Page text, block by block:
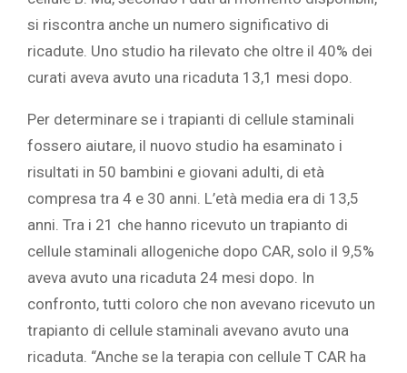
si riscontra anche un numero significativo di
ricadute. Uno studio ha rilevato che oltre il 40% dei
curati aveva avuto una ricaduta 13,1 mesi dopo.
Per determinare se i trapianti di cellule staminali
fossero aiutare, il nuovo studio ha esaminato i
risultati in 50 bambini e giovani adulti, di età
compresa tra 4 e 30 anni. L’età media era di 13,5
anni. Tra i 21 che hanno ricevuto un trapianto di
cellule staminali allogeniche dopo CAR, solo il 9,5%
aveva avuto una ricaduta 24 mesi dopo. In
confronto, tutti coloro che non avevano ricevuto un
trapianto di cellule staminali avevano avuto una
ricaduta. “Anche se la terapia con cellule T CAR ha